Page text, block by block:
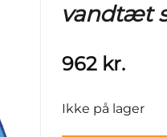
vandtæt
962 kr.
Ikke på lager